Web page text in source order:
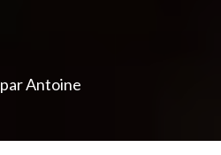
parAntoine